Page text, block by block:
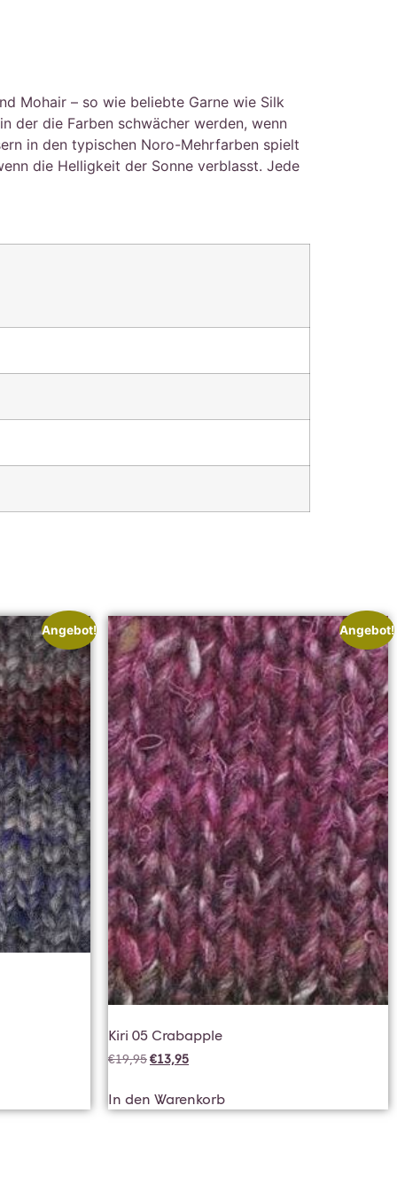
Mohair – so wie beliebte Garne wie Silk
der die Farben schwächer werden, wenn
in den typischen Noro-Mehrfarben spielt
die Helligkeit der Sonne verblasst. Jede
Angebot! Angebot!
Kiri 05 Crabapple
€19,95€13,95
In den Warenkorb